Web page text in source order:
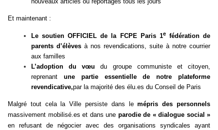
nouveaux articles ou reportages tous les jours
Et maintenant :
Le soutien OFFICIEL de la FCPE Paris 1efédération de
parents d’élèves à nos revendications, suite à notre courrier
aux familles
L’adoption du vœu du groupe communiste et citoyen,
reprenant une partie essentielle de notre plateforme
revendicative,par la majorité des élu.es du Conseil de Paris
Malgré tout cela la Ville persiste dans lemépris des personnels
massivement mobilisé.es et dans une parodie de « dialogue social »
en refusant de négocier avec des organisations syndicales ayant